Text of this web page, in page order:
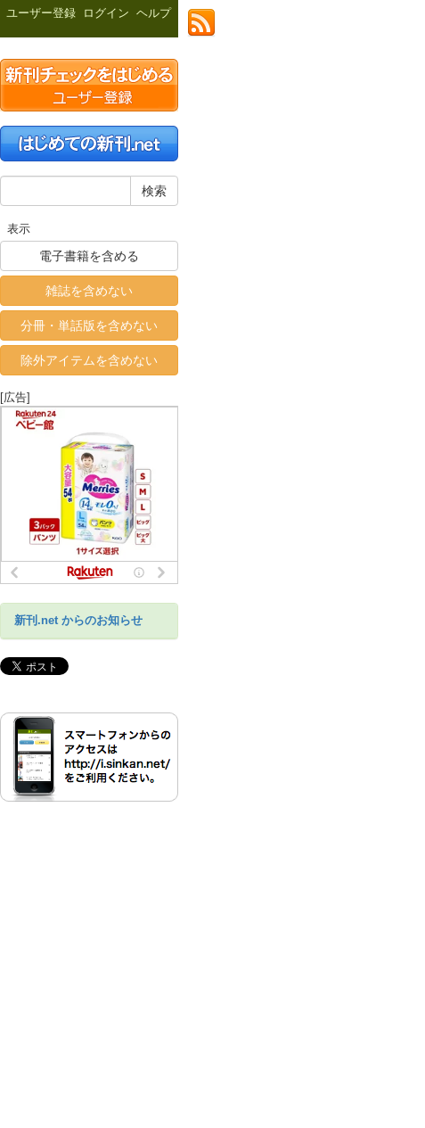
ユーザー登録 ログイン ヘルプ
表示
電子書籍を含める
雑誌を含めない
分冊・単話版を含めない
除外アイテムを含めない
[広告]
新刊.net からのお知らせ